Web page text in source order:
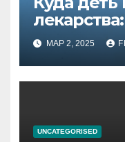
способы
МАР 2, 2025
UNCATEGORISED